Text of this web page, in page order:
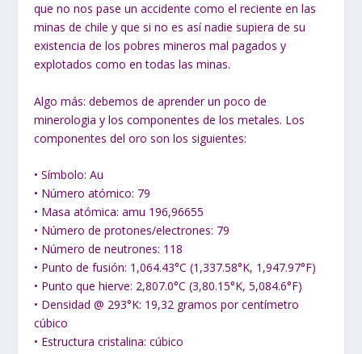
que no nos pase un accidente como el reciente en las
minas de chile y que si no es así nadie supiera de su
existencia de los pobres mineros mal pagados y
explotados como en todas las minas.
Algo más: debemos de aprender un poco de
minerologia y los componentes de los metales. Los
componentes del oro son los siguientes:
• Símbolo: Au
• Número atómico: 79
• Masa atómica: amu 196,96655
• Número de protones/electrones: 79
• Número de neutrones: 118
• Punto de fusión: 1,064.43°C (1,337.58°K, 1,947.97°F)
• Punto que hierve: 2,807.0°C (3,80.15°K, 5,084.6°F)
• Densidad @ 293°K: 19,32 gramos por centímetro
cúbico
• Estructura cristalina: cúbico